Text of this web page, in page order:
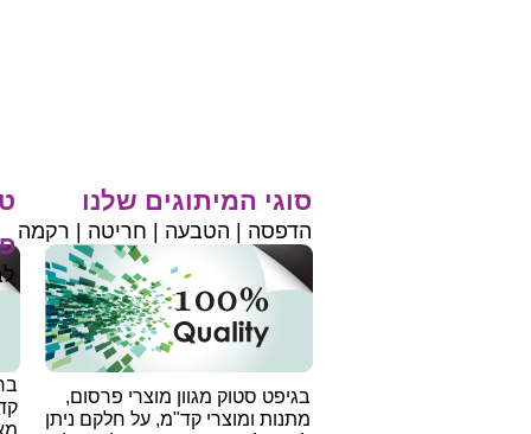
בגיפט סטוק מגוון מוצרי פרסום,
מתנות ומוצרי קד"מ, על חלקם ניתן
סוגי המיתוגים שלנו
הדפסה | הטבעה | חריטה | רקמה